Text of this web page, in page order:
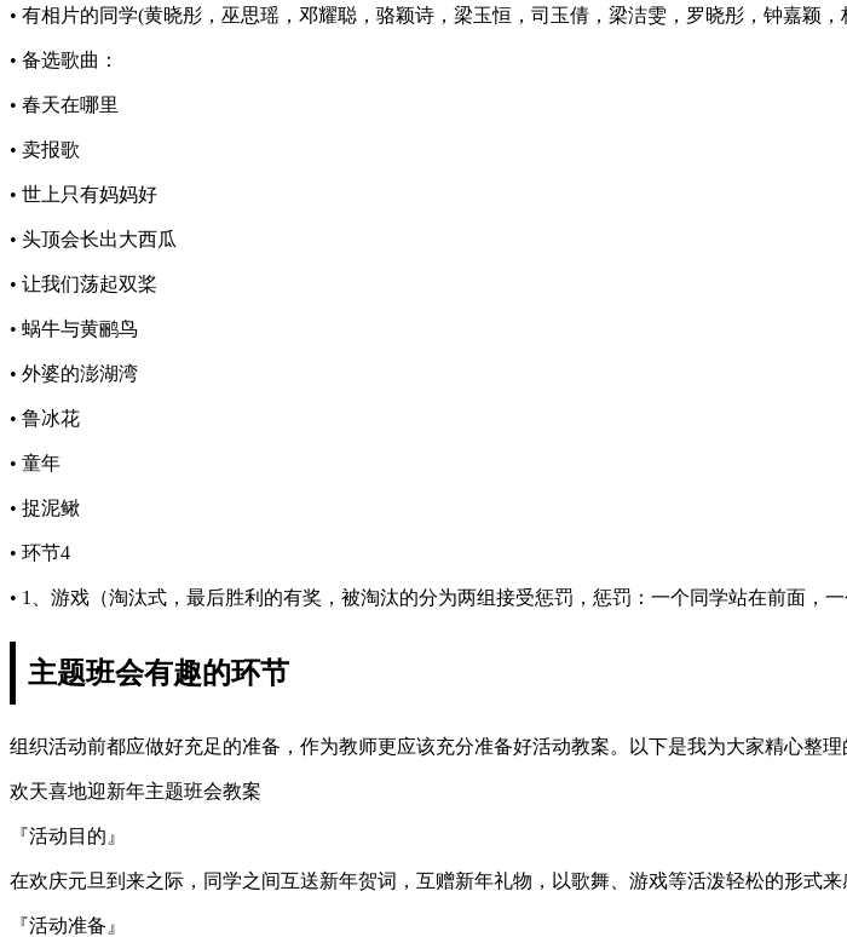
• 有相片的同学(黄晓彤，巫思瑶，邓耀聪，骆颖诗，梁玉恒，司玉倩，梁洁雯，罗晓彤，钟嘉颖
• 备选歌曲：
• 春天在哪里
• 卖报歌
• 世上只有妈妈好
• 头顶会长出大西瓜
• 让我们荡起双桨
• 蜗牛与黄鹂鸟
• 外婆的澎湖湾
• 鲁冰花
• 童年
• 捉泥鳅
• 环节4
• 1、游戏（淘汰式，最后胜利的有奖，被淘汰的分为两组接受惩罚，惩罚：一个同学站在前面，
主题班会有趣的环节
组织活动前都应做好充足的准备，作为教师更应该充分准备好活动教案。以下是我为大家精心整
欢天喜地迎新年主题班会教案
『活动目的』
在欢庆元旦到来之际，同学之间互送新年贺词，互赠新年礼物，以歌舞、游戏等活泼轻松的形式
『活动准备』